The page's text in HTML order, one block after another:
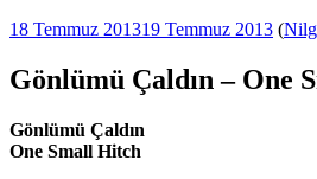
Yayım
18 Temmuz 201319 Temmuz 2013 (
Gönlümü Çaldın – One
Gönlümü Çaldın
One Small Hitch